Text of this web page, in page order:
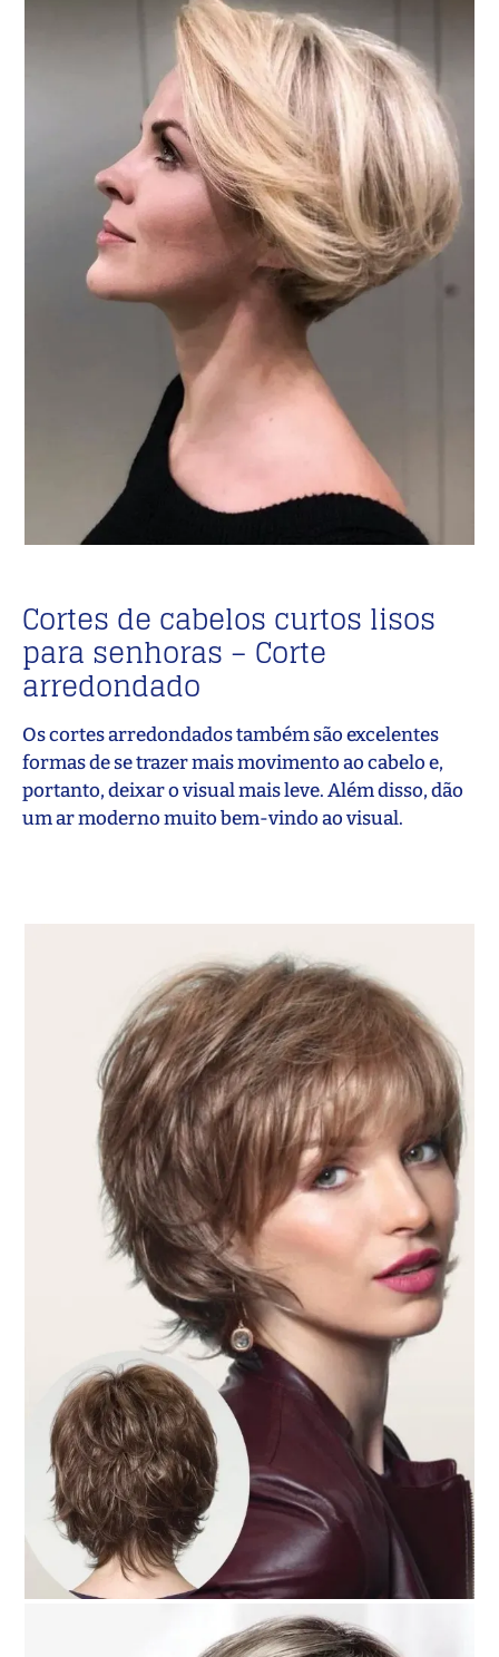
Cortes de cabelos curtos lisos
para senhoras – Corte
arredondado
Os cortes arredondados também são excelentes
formas de se trazer mais movimento ao cabelo e,
portanto, deixar o visual mais leve. Além disso, dão
um ar moderno muito bem-vindo ao visual.